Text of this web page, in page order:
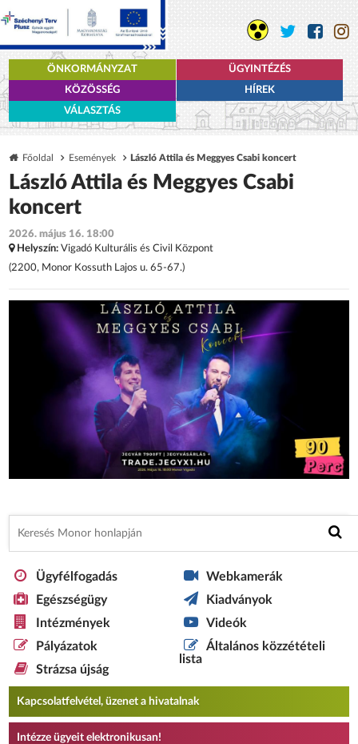
ÖNKORMÁNYZAT
ÜGYINTÉZÉS
KÖZÖSSÉG
HÍREK
VÁLASZTÁS
Főoldal Események László Attila és Meggyes Csabi koncert
László Attila és Meggyes Csabi
koncert
2026. május 16. 18:00
Helyszín: Vigadó Kulturális és Civil Központ
(2200, Monor Kossuth Lajos u. 65-67.)
Ügyfélfogadás
Egészségügy
Intézmények
Pályázatok
Strázsa újság
Webkamerák
Kiadványok
Videók
Általános közzétételi
lista
Kapcsolatfelvétel, üzenet a hivatalnak
Intézze ügyeit elektronikusan!